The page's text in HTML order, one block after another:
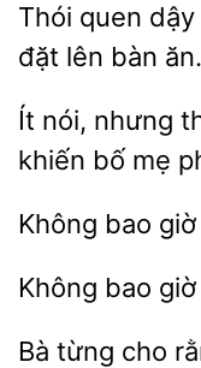
Thói dậy
đặt
bàn ăn.
Ít nói, nhưng
khiến bố
Không
từng cho